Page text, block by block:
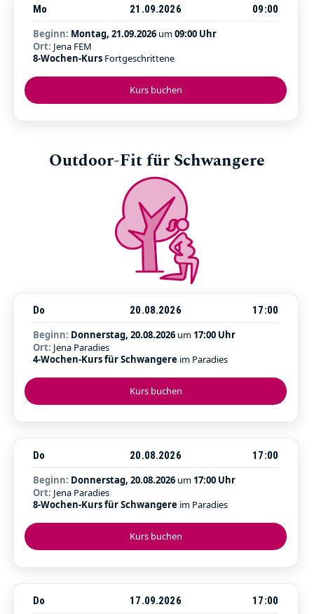
Kurs buchen
Mo 21.09.2026
09:00
Beginn: Montag, 21.09.2026 um09:00 Uhr
Ort: Jena FEM
8-Wochen-Kurs Fortgeschrittene
Outdoor-Fit für Schwangere
Kurs buchen
Do 20.08.2026
17:00
Beginn: Donnerstag, 20.08.2026 um 17:00 Uhr
Ort: Jena Paradies
4-Wochen-Kurs für Schwangere im Paradies
Kurs buchen
Do 20.08.2026
17:00
Beginn: Donnerstag, 20.08.2026 um 17:00 Uhr
Ort: Jena Paradies
8-Wochen-Kurs für Schwangere im Paradies
Do 17.09.2026
17:00